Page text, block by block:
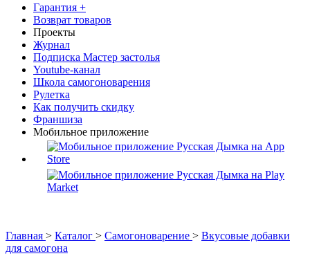
Гарантия +
Возврат товаров
Проекты
Журнал
Подписка Мастер застолья
Youtube-канал
Школа самогоноварения
Рулетка
Как получить скидку
Франшиза
Мобильное приложение
Главная > Каталог > Самогоноварение > Вкусовые добавки
для самогона